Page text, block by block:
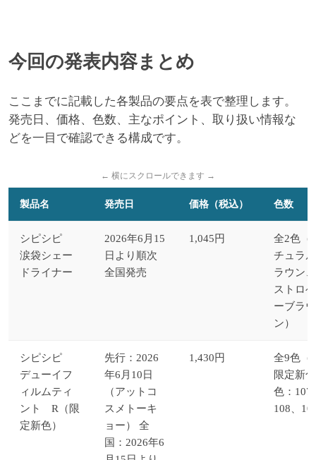
今回の発表内容まとめ
ここまでに記載した各製品の要点を表で整理します。
発売日、価格、色数、主なポイント、取り扱い情報な
どを一目で確認できる構成です。
製品名 発売日 価格（税込） 色数
シピシピ
涙袋シェー
ドライナー
2026年6月15
日より順次
全国発売
1,045円
全2色（
チュラ
ラウン
ストロ
ーブラウ
ン）
シピシピ
デューイフ
ィルムティ
ント R（限
定新色）
先行：2026
年6月10日
（アットコ
スメトーキ
ョー） 全
国：2026年6
1,430円
全9色（
限定新
色：107
108、